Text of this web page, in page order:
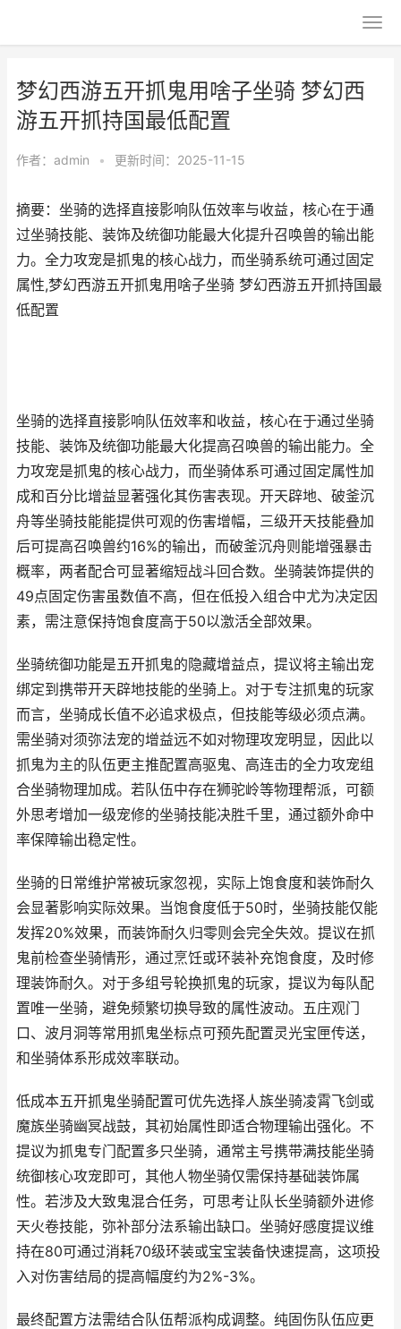
梦幻西游五开抓鬼用啥子坐骑 梦幻西
游五开抓持国最低配置
作者： admin • 更新时间：2025-11-15
摘要：坐骑的选择直接影响队伍效率与收益，核心在于通
过坐骑技能、装饰及统御功能最大化提升召唤兽的输出能
力。全力攻宠是抓鬼的核心战力，而坐骑系统可通过固定
属性,梦幻西游五开抓鬼用啥子坐骑 梦幻西游五开抓持国最
低配置
坐骑的选择直接影响队伍效率和收益，核心在于通过坐骑
技能、装饰及统御功能最大化提高召唤兽的输出能力。全
力攻宠是抓鬼的核心战力，而坐骑体系可通过固定属性加
成和百分比增益显著强化其伤害表现。开天辟地、破釜沉
舟等坐骑技能能提供可观的伤害增幅，三级开天技能叠加
后可提高召唤兽约16%的输出，而破釜沉舟则能增强暴击
概率，两者配合可显著缩短战斗回合数。坐骑装饰提供的
49点固定伤害虽数值不高，但在低投入组合中尤为决定因
素，需注意保持饱食度高于50以激活全部效果。
坐骑统御功能是五开抓鬼的隐藏增益点，提议将主输出宠
绑定到携带开天辟地技能的坐骑上。对于专注抓鬼的玩家
而言，坐骑成长值不必追求极点，但技能等级必须点满。
需坐骑对须弥法宠的增益远不如对物理攻宠明显，因此以
抓鬼为主的队伍更主推配置高驱鬼、高连击的全力攻宠组
合坐骑物理加成。若队伍中存在狮驼岭等物理帮派，可额
外思考增加一级宠修的坐骑技能决胜千里，通过额外命中
率保障输出稳定性。
坐骑的日常维护常被玩家忽视，实际上饱食度和装饰耐久
会显著影响实际效果。当饱食度低于50时，坐骑技能仅能
发挥20%效果，而装饰耐久归零则会完全失效。提议在抓
鬼前检查坐骑情形，通过烹饪或环装补充饱食度，及时修
理装饰耐久。对于多组号轮换抓鬼的玩家，提议为每队配
置唯一坐骑，避免频繁切换导致的属性波动。五庄观门
口、波月洞等常用抓鬼坐标点可预先配置灵光宝匣传送，
和坐骑体系形成效率联动。
低成本五开抓鬼坐骑配置可优先选择人族坐骑凌霄飞剑或
魔族坐骑幽冥战鼓，其初始属性即适合物理输出强化。不
提议为抓鬼专门配置多只坐骑，通常主号携带满技能坐骑
统御核心攻宠即可，其他人物坐骑仅需保持基础装饰属
性。若涉及大致鬼混合任务，可思考让队长坐骑额外进修
天火卷技能，弥补部分法系输出缺口。坐骑好感度提议维
持在80可通过消耗70级环装或宝宝装备快速提高，这项投
入对伤害结局的提高幅度约为2%-3%。
最终配置方法需结合队伍帮派构成调整。纯固伤队伍应更